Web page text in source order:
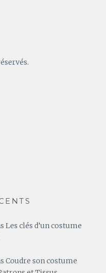
Les clés d’un costume
Coudre son costume